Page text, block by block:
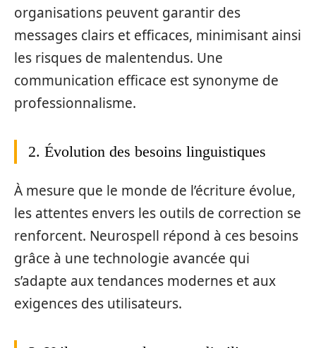
organisations peuvent garantir des
messages clairs et efficaces, minimisant ainsi
les risques de malentendus. Une
communication efficace est synonyme de
professionnalisme.
2. Évolution des besoins linguistiques
À mesure que le monde de l’écriture évolue,
les attentes envers les outils de correction se
renforcent. Neurospell répond à ces besoins
grâce à une technologie avancée qui
s’adapte aux tendances modernes et aux
exigences des utilisateurs.